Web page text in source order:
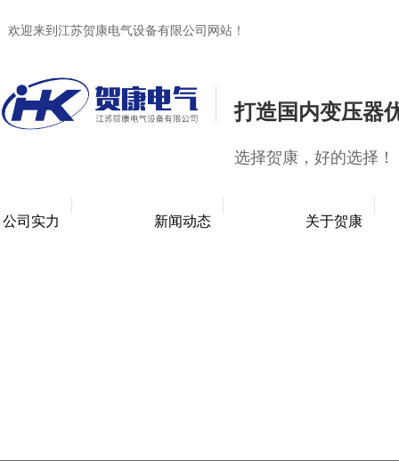
打造国内变压器
选择贺康，好的选择！
欢迎来到江苏贺康电气设备有限公司网站！
公司实力 新闻动态 关于贺康